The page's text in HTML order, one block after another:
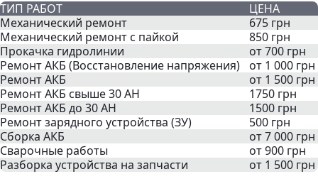
ТИП РАБОТ
ЦЕНА
Механический ремонт
675 грн
Механический ремонт с пайкой
850 грн
Прокачка гидролинии
от 700 грн
Ремонт АКБ (Восстановление напряжения)
от 1 000 грн
Ремонт АКБ
от 1 500 грн
Ремонт АКБ свыше 30 AH
1750 грн
Ремонт АКБ до 30 AH
1500 грн
Ремонт зарядного устройства (ЗУ)
500 грн
Сборка АКБ
от 7 000 грн
Сварочные работы
от 900 грн
Разборка устройства на запчасти
от 1 500 грн